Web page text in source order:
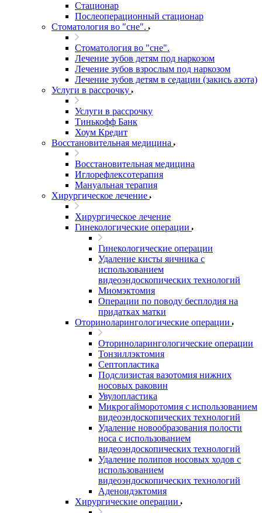
Стационар
Послеоперационный стационар
Стоматология во "сне".
Стоматология во "сне".
Лечение зубов детям под наркозом
Лечение зубов взрослым под наркозом
Лечение зубов детям в седации (закись азота)
Услуги в рассрочку
Услуги в рассрочку
Тинькофф Банк
Хоум Кредит
Восстановительная медицина
Восстановительная медицина
Иглорефлексотерапия
Мануальная терапия
Хирургическое лечение
Хирургическое лечение
Гинекологические операции
Гинекологические операции
Удаление кисты яичника с
использованием
видеоэндоскопических технологий
Миомэктомия
Операции по поводу бесплодия на
придатках матки
Оториноларингологические операции
Оториноларингологические операции
Тонзиллэктомия
Септопластика
Подслизистая вазотомия нижних
носовых раковин
Увулопластика
Микрогайморотомия с использованием
видеоэндоскопических технологий
Удаление новообразования полости
носа с использованием
видеоэндоскопических технологий
Удаление полипов носовых ходов с
использованием
видеоэндоскопических технологий
Аденоидэктомия
Хирургические операции